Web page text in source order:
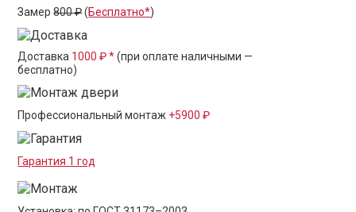
Замер800 ₽(Бесплатно*)
Доставка 1000 ₽ *(при оплате наличными —
бесплатно)
Профессиональный монтаж +5900 ₽
Гарантия 1 год